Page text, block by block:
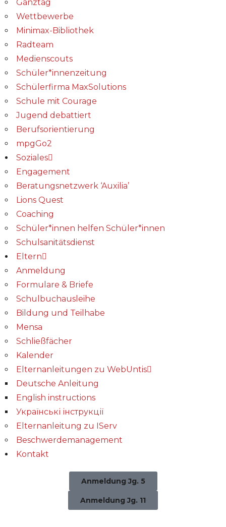
Ganztag
Wettbewerbe
Minimax-Bibliothek​
Radteam
Medienscouts
Schüler*innenzeitung
Schülerfirma MaxSolutions
Schule mit Courage
Jugend debattiert
Berufsorientierung
mpgGo2
Soziales
Engagement
Beratungsnetzwerk ‘Auxilia’
Lions Quest
Coaching
Schüler*innen helfen Schüler*innen
Schulsanitätsdienst
Eltern
Anmeldung
Formulare & Briefe
Schulbuchausleihe
Bildung und Teilhabe
Mensa
Schließfächer
Kalender
Elternanleitungen zu WebUntis
Deutsche Anleitung
English instructions
Українські інструкції
Elternanleitung zu IServ
Beschwerdemanagement
Kontakt
Anmeldung Jg. 5
Anmeldung Jg. 11